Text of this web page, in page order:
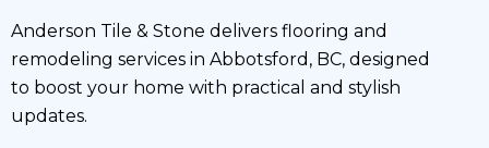
Anderson Tile & Stone delivers flooring and
remodeling services in Abbotsford, BC, designed
to boost your home with practical and stylish
updates.